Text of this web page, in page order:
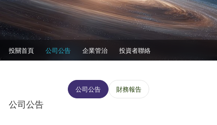
投關首頁 公司公告 企業管治 投資者聯絡
投资者关系--信息披露
公司公告 財務報告
公司公告